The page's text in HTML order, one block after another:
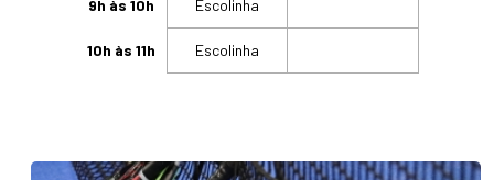
9h às 10h Escolinha
10h às 11h Escolinha